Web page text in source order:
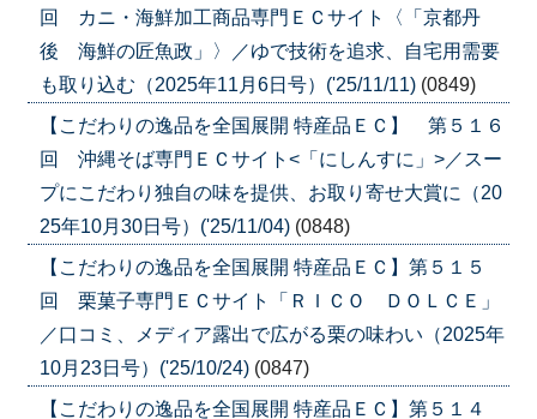
回 カニ・海鮮加工商品専門ＥＣサイト〈「京都丹
後 海鮮の匠魚政」〉／ゆで技術を追求、自宅用需要
も取り込む（2025年11月6日号）('25/11/11) (0849)
【こだわりの逸品を全国展開 特産品ＥＣ】 第５１６
回 沖縄そば専門ＥＣサイト<「にしんすに」>／スー
プにこだわり独自の味を提供、お取り寄せ大賞に（20
25年10月30日号）('25/11/04) (0848)
【こだわりの逸品を全国展開 特産品ＥＣ】第５１５
回 栗菓子専門ＥＣサイト「ＲＩＣＯ ＤＯＬＣＥ」
／口コミ、メディア露出で広がる栗の味わい（2025年
10月23日号）('25/10/24) (0847)
【こだわりの逸品を全国展開 特産品ＥＣ】第５１４